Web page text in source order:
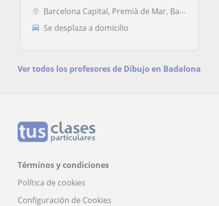
Barcelona Capital, Premià de Mar, Badalona, Sant Adrià de Besòs, Santa...
Se desplaza a domicilio
Ver todos los profesores de Dibujo en Badalona
Términos y condiciones
Política de cookies
Configuración de Cookies